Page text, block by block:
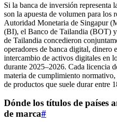
Si la banca de inversión representa
son la apuesta de volumen para los
Autoridad Monetaria de Singapur
(BI), el Banco de Tailandia (BOT)
de Tailandia concedieron
operadores de banca digital, dinero
intercambio de activos digitales en
durante 2025–2026. Cada licencia
materia de cumplimiento
de productos que suele durar entre
Dónde los títulos de países
de marca#